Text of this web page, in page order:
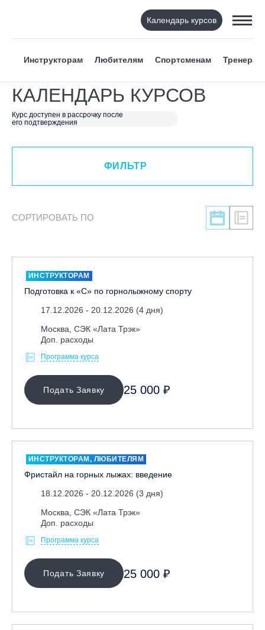
Календарь курсов
Инструкторам Любителям Спортсменам Тренерам
КАЛЕНДАРЬ КУРСОВ
Курс доступен в рассрочку после
его подтверждения
ФИЛЬТР
ВИД СПОРТА
Я ХОЧУ
КАТЕГОРИЯ
ЛЕКТОР
МЕСТО ПРОВЕДЕНИЯ
Байкальск, ГЛЦ «Гора Соболиная»
Грузия, ГК «Гудаури»
Дистанционно
Екатеринбург, ГЛЦ «Уктус»
Иркутск, ГЛЦ «Олха»
Кабардино-Балкарская Респ., ВТРК «Эльбрус»
Казань, Город-курорт «Свияжские холмы»
Карачаево-Черкесская респ., ВТРК «Архыз»
Кировск, ГК «Большой Вудъявр»
ФИЛЬТР
СОРТИРОВАТЬ ПО
ИНСТРУКТОРАМ
Подготовка к «С» по горнолыжному спорту
17.12.2026 - 20.12.2026 (4 дня)
Москва, СЭК «Лата Трэк»
Доп. расходы
Программа курса
Подать Заявку 25 000 ₽
ИНСТРУКТОРАМ, ЛЮБИТЕЛЯМ
Фристайл на горных лыжах: введение
18.12.2026 - 20.12.2026 (3 дня)
Москва, СЭК «Лата Трэк»
Доп. расходы
Программа курса
Подать Заявку 25 000 ₽